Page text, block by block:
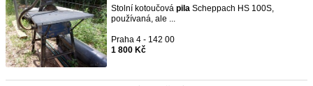
Stolní kotoučová pila Scheppach HS 100S,
používaná, ale ...
Praha 4 - 142 00
1 800 Kč